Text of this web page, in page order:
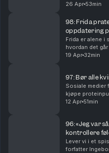
av Norges
26 Apr 53min
98: Frida
oppdatering
Frida er alene i
hvordan det
fri for PMDD-
19 Apr 32min
97: Bør alle
Sosiale medier
kjøpe
Men er det
12 Apr 51min
96: «Jeg var
kontrollere
Senneset.
Lever vi i et
forfatter